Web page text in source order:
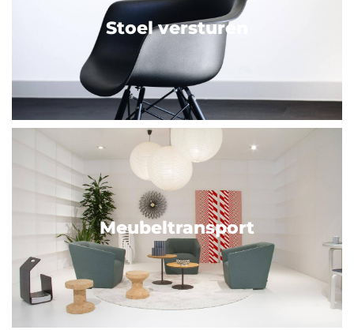
Stoel versturen
Meubeltransport